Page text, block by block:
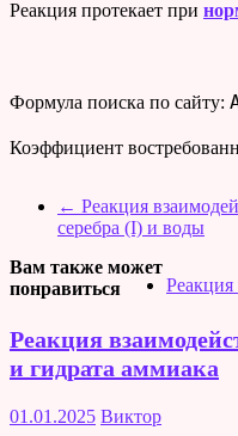
Реакция протекает при
Формула поиска по сайту:
Коэффициент
← Реакция
серебра (I) и воды
Реакция
Вам также может
понравиться
Реакция
и гидрата аммиака
01.01.2025 Виктор